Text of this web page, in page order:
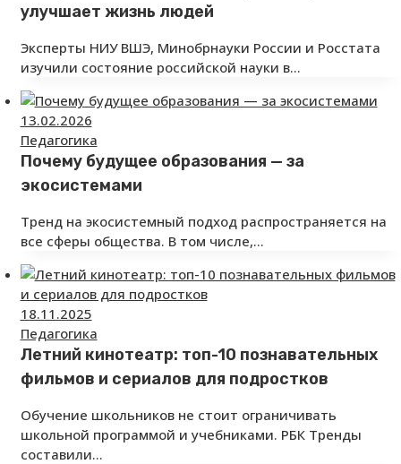
улучшает жизнь людей
Эксперты НИУ ВШЭ, Минобрнауки России и Росстата
изучили состояние российской науки в…
13.02.2026
Педагогика
Почему будущее образования — за
экосистемами
Тренд на экосистемный подход распространяется на
все сферы общества. В том числе,…
18.11.2025
Педагогика
Летний кинотеатр: топ-10 познавательных
фильмов и сериалов для подростков
Обучение школьников не стоит ограничивать
школьной программой и учебниками. РБК Тренды
составили…